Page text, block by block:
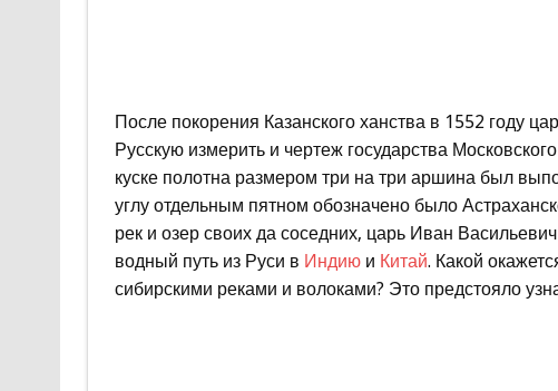
После покорения Казанского ханства в 1552 году
Русскую измерить и чертеж государства
куске полотна размером три на три аршина был
углу отдельным пятном обозначено было
рек и озер своих да соседних, царь Иван
водный путь из Руси в Индиюи Китай. Какой
сибирскими реками и волоками? Это предстояло